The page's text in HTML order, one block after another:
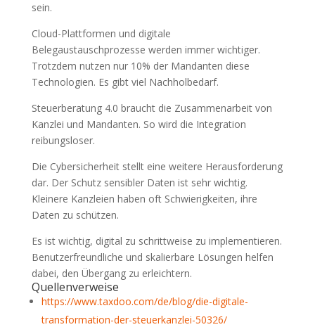
sein.
Cloud-Plattformen und digitale
Belegaustauschprozesse werden immer wichtiger.
Trotzdem nutzen nur 10% der Mandanten diese
Technologien. Es gibt viel Nachholbedarf.
Steuerberatung 4.0 braucht die Zusammenarbeit von
Kanzlei und Mandanten. So wird die Integration
reibungsloser.
Die Cybersicherheit stellt eine weitere Herausforderung
dar. Der Schutz sensibler Daten ist sehr wichtig.
Kleinere Kanzleien haben oft Schwierigkeiten, ihre
Daten zu schützen.
Es ist wichtig, digital zu schrittweise zu implementieren.
Benutzerfreundliche und skalierbare Lösungen helfen
dabei, den Übergang zu erleichtern.
Quellenverweise
https://www.taxdoo.com/de/blog/die-digitale-
transformation-der-steuerkanzlei-50326/